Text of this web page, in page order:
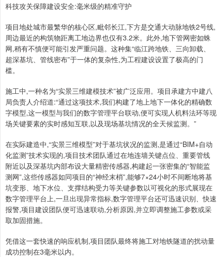
科技攻关保障建设安全:毫米级的精准守护
项目地处城市最繁华的核心区,毗邻长江,下方是交通大动脉地铁2号线,
周边最近的构筑物距离工地边界也仅有3.2米。此外,地下管网密如蛛
网,稍有不慎便可能引发严重问题。这种集“临江跨地铁、三向卸载、
超深基坑、管线密布”于一体的复杂性,为工程建设设置了极高的门
槛。
施工中,一种名为“实景三维建模技术”被广泛应用。项目承建方中建八
局负责人介绍道:“通过这项技术,我们构建了地上地下一体化的精确数
字模型,这一模型与我们的数字管理平台联动,便可实现人机料法环等现
场关键要素的实时感知互联,以及现场基坑情况的全天候监测。”
在实际建造中,“实景三维模型”对于基坑状况的监测,是通过“BIM+自动
化监测”技术实现的,项目技术团队通过在地连墙关键点位、重要管线
附近以及深基坑内部布设大量精密传感器,构建起一张密集的“智能监
测网”,这些传感器如同项目的“神经末梢”,能够7×24小时不间断地将基
坑变形、地下水位、支撑结构受力等关键参数以可视化的形式展现在
数字管理平台上,一旦出现异常指标,数字管理平台还可迅速识别、快速
报警,项目建设团队便可迅速联动,分析原因,并立即调整施工参数或采
取加固措施。
凭借这一套快速的响应机制,项目团队最终将施工对地铁隧道的扰动量
成功控制在3毫米以内。